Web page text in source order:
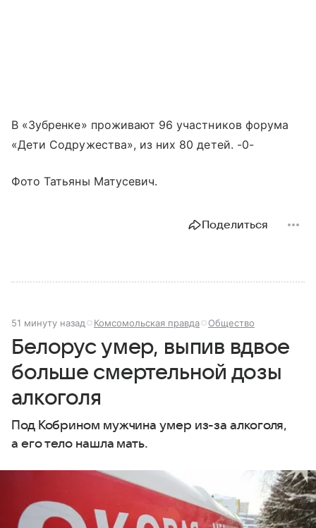
В «Зубренке» проживают 96 участников форума
«Дети Содружества», из них 80 детей. -0-
Фото Татьяны Матусевич.
Поделиться
51 минуту назад Комсомольская правда Общество
Белорус умер, выпив вдвое
больше смертельной дозы
алкоголя
Под Кобрином мужчина умер из-за алкоголя,
а его тело нашла мать.